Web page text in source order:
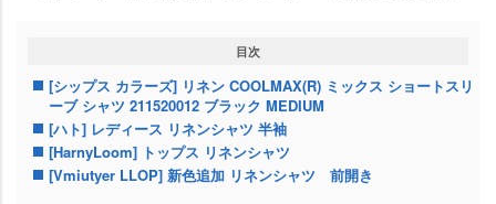
目次
[シップス カラーズ] リネン COOLMAX(R) ミックス ショートスリ
ーブ シャツ 211520012 ブラック MEDIUM
[ハト] レディース リネンシャツ 半袖
[HarnyLoom] トップス リネンシャツ
[Vmiutyer LLOP] 新色追加 リネンシャツ 前開き